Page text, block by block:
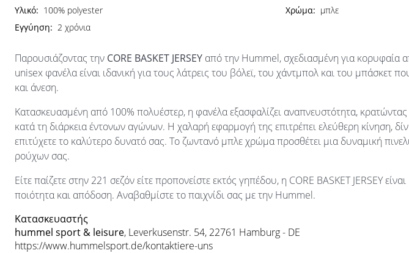
Υλικό: 100% polyester Χρώμα: μπλε
Εγγύηση: 2 χρόνια
Παρουσιάζοντας την CORE BASKET JERSEY από την Hummel, σχεδιασμένη για κορυφαία
unisex φανέλα είναι ιδανική για τους λάτρεις του βόλεϊ, του χάντμπολ και του μπάσκετ
και άνεση.
Κατασκευασμένη από 100% πολυέστερ, η φανέλα εξασφαλίζει αναπνευστότητα,
κατά τη διάρκεια έντονων αγώνων. Η χαλαρή εφαρμογή της επιτρέπει ελεύθερη κίνηση,
επιτύχετε το καλύτερο δυνατό σας. Το ζωντανό μπλε χρώμα προσθέτει μια δυναμική
ρούχων σας.
Είτε παίζετε στην 221 σεζόν είτε προπονείστε εκτός γηπέδου, η CORE BASKET JERSEY
ποιότητα και απόδοση. Αναβαθμίστε το παιχνίδι σας με την Hummel.
Κατασκευαστής
hummel sport & leisure, Leverkusenstr. 54, 22761 Hamburg - DE
https://www.hummelsport.de/kontaktiere-uns